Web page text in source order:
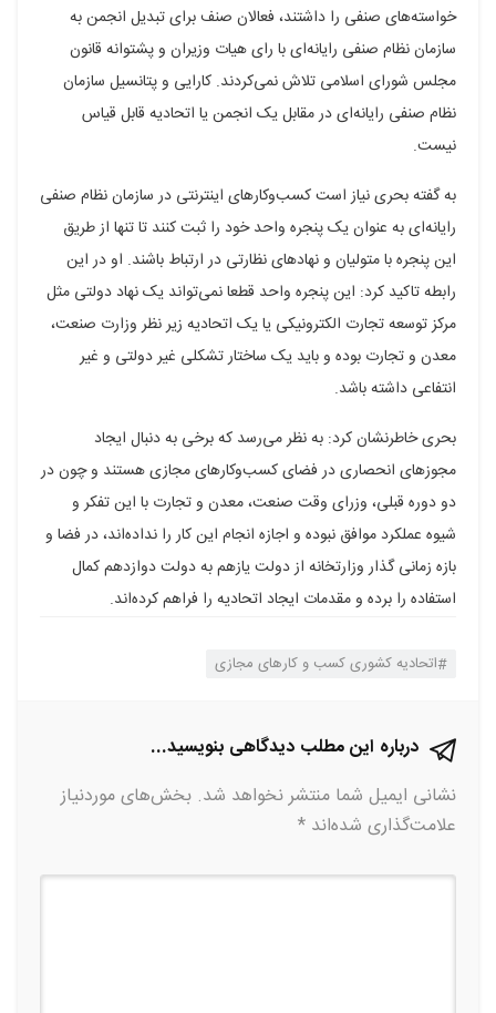
خواسته‌های صنفی را داشتند، فعالان صنف برای تبدیل انجمن به
سازمان نظام صنفی رایانه‌ای با رای هیات وزیران و پشتوانه قانون
مجلس شورای اسلامی تلاش نمی‌کردند. کارایی و پتانسیل سازمان
نظام صنفی رایانه‌ای در مقابل یک انجمن یا اتحادیه قابل قیاس
نیست.
به گفته بحری نیاز است کسب‌وکارهای اینترنتی در سازمان نظام صنفی
رایانه‌ای به عنوان یک پنجره واحد خود را ثبت کنند تا تنها از طریق
این پنجره با متولیان و نهادهای نظارتی در ارتباط باشند. او در این
رابطه تاکید کرد: این پنجره واحد قطعا نمی‌تواند یک نهاد دولتی مثل
مرکز توسعه تجارت الکترونیکی یا یک اتحادیه زیر نظر وزارت صنعت،
معدن و تجارت بوده و باید یک ساختار تشکلی غیر دولتی و غیر
انتفاعی داشته باشد.
بحری خاطرنشان کرد: به نظر می‌رسد که برخی به دنبال ایجاد
مجوزهای انحصاری در فضای کسب‌وکارهای مجازی هستند و چون در
دو دوره قبلی، وزرای وقت صنعت، معدن و تجارت با این تفکر و
شیوه عملکرد موافق نبوده‌ و اجازه انجام این کار را نداده‌اند، در فضا و
بازه زمانی گذار وزارتخانه از دولت یازهم به دولت دوازدهم کمال
استفاده را برده و مقدمات ایجاد اتحادیه را فراهم کرده‌اند.
اتحادیه کشوری کسب و کارهای مجازی
درباره این مطلب دیدگاهی بنویسید...
نشانی ایمیل شما منتشر نخواهد شد. بخش‌های موردنیاز
علامت‌گذاری شده‌اند *